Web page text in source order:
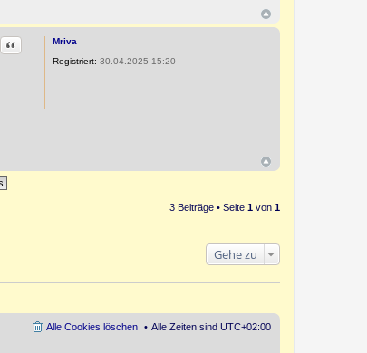
Mriva
Registriert: 30.04.2025 15:20
Zitat
3 Beiträge • Seite 1 von 1
Gehe zu
Alle Zeiten sind UTC+02:00
Alle Cookies löschen